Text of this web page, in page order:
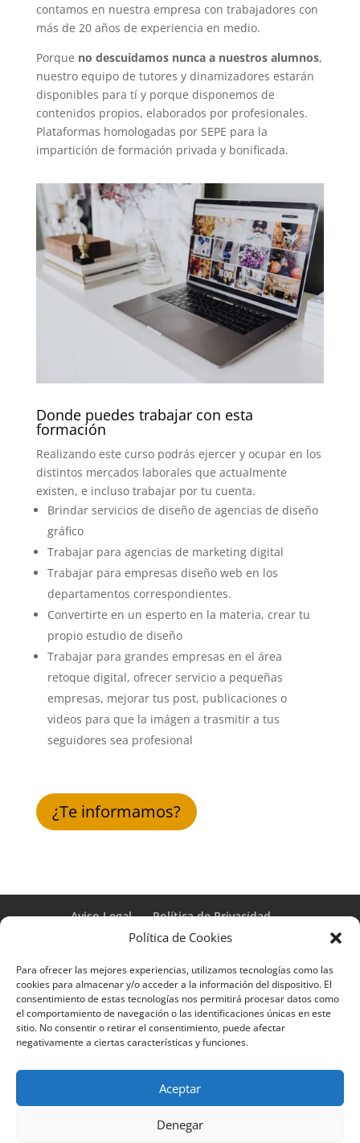
Política de Cookies
Para ofrecer las mejores experiencias, utilizamos tecnologías como las
cookies para almacenar y/o acceder a la información del dispositivo. El
consentimiento de estas tecnologías nos permitirá procesar datos como
el comportamiento de navegación o las identificaciones únicas en este
sitio. No consentir o retirar el consentimiento, puede afectar
negativamente a ciertas características y funciones.
Aceptar
Denegar
contamos en nuestra empresa con trabajadores con
más de 20 años de experiencia en medio.
Porque no descuidamos nunca a nuestros alumnos,
nuestro equipo de tutores y dinamizadores estarán
disponibles para tí y porque disponemos de
contenidos propios, elaborados por profesionales.
Plataformas homologadas por SEPE para la
impartición de formación privada y bonificada.
Donde puedes trabajar con esta
formación
Realizando este curso podrás ejercer y ocupar en los
distintos mercados laborales que actualmente
existen, e incluso trabajar por tu cuenta.
Brindar servicios de diseño de agencias de diseño
gráfico
Trabajar para agencias de marketing digital
Trabajar para empresas diseño web en los
departamentos correspondientes.
Convertirte en un esperto en la materia, crear tu
propio estudio de diseño
Trabajar para grandes empresas en el área
retoque digital, ofrecer servicio a pequeñas
empresas, mejorar tus post, publicaciones o
videos para que la imágen a trasmitir a tus
seguidores sea profesional
¿Te informamos?
Aviso Legal
Política de Privacidad
Términos y condiciones – Contrato de matrícula
Formulario de Datos necesarios para alta
Métodos de pago SEQURA
Métodos de pago
Formulario de Acción Formativa
Formulario de responsabilidad de APPCC
Plantilla formación bonificada
Formulario uso de imagen
Centros colaboradores